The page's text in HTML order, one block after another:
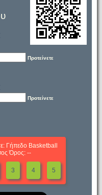
Προτείνετε
Προτείνετε
Γήπεδο Basketball
Όρος: --
3 4 5